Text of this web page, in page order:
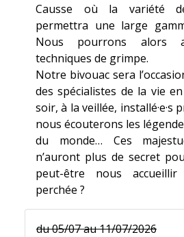
Causse où la variété
permettra une large
Nous pourrons alors
techniques de grimpe.
Notre bivouac sera
des spécialistes de la vie
soir, à la veillée, installé·e·s
nous écouterons les
du monde… Ces
n’auront plus de secret
peut-être nous
perchée ?
du 05/07 au 11/07/2026